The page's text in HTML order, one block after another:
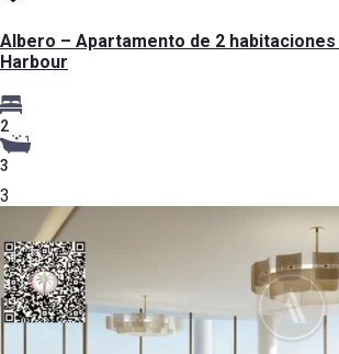
Albero – Apartamento de 2
Harbour
2
3
3